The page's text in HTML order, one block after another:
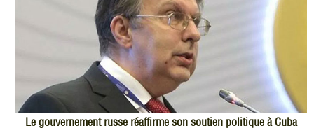
Le gouvernement russe réaffirme son soutien politique à Cuba